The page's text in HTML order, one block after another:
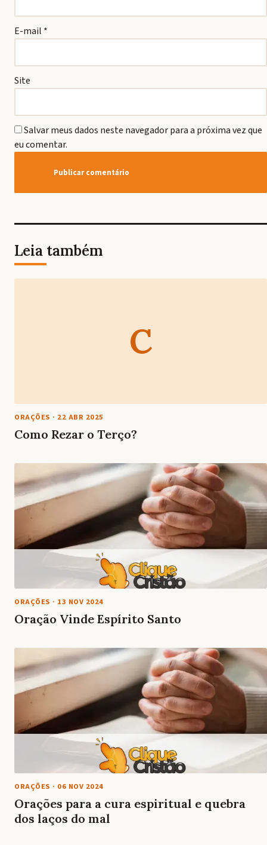
E-mail *
Site
Salvar meus dados neste navegador para a próxima vez que
eu comentar.
Leia também
C
ORAÇÕES · 22 ABR 2025
Como Rezar o Terço?
ORAÇÕES · 13 NOV 2024
Oração Vinde Espírito Santo
ORAÇÕES · 06 NOV 2024
Orações para a cura espiritual e quebra
dos laços do mal